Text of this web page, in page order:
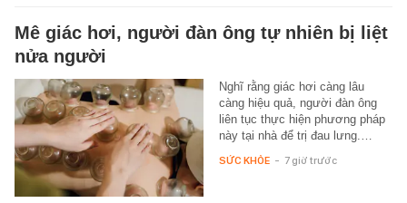
Mê giác hơi, người đàn ông tự nhiên bị liệt
nửa người
Nghĩ rằng giác hơi càng lâu
càng hiệu quả, người đàn ông
liên tục thực hiện phương pháp
này tại nhà để trị đau lưng.…
SỨC KHỎE - 7 giờ trước